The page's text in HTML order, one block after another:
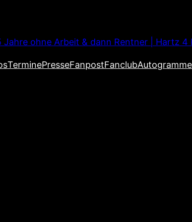
ohne Arbeit & dann Rentner | Hartz 4
TerminePresseFanpostFanclubAutogramme